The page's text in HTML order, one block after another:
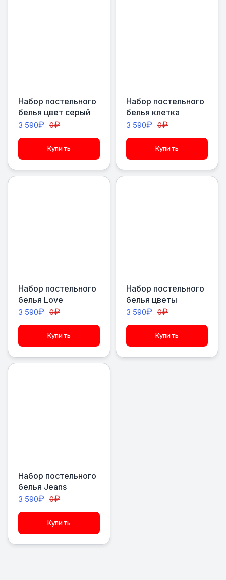
Набор постельного
белья цвет серый
3 590₽ 0₽
Купить
Набор постельного
белья клетка
3 590₽ 0₽
Купить
Набор постельного
белья Love
3 590₽ 0₽
Купить
Набор постельного
белья цветы
3 590₽ 0₽
Купить
Набор постельного
белья Jeans
3 590₽ 0₽
Купить